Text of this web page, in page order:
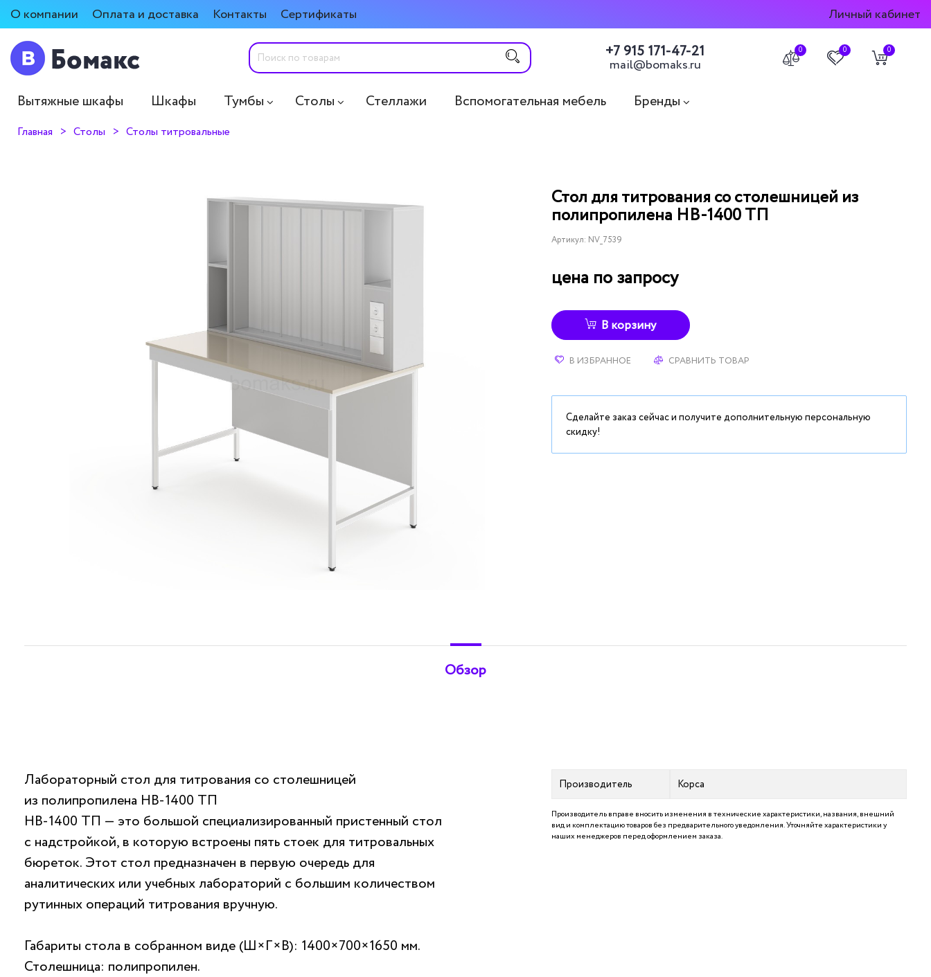
О компании Оплата и доставка Контакты Сертификаты Личный кабинет
+7 915 171-47-21
mail@bomaks.ru
0 0 0
Вытяжные шкафы Шкафы Тумбы Столы Стеллажи Вспомогательная мебель Бренды
Главная Столы Столы титровальные
Стол для титрования со столешницей из
полипропилена НВ-1400 ТП
Артикул: NV_7539
цена по запросу
В корзину
В ИЗБРАННОЕ СРАВНИТЬ ТОВАР
Сделайте заказ сейчас и получите дополнительную персональную
скидку!
Обзор
Лабораторный стол для титрования со столешницей
из полипропилена НВ-1400 ТП
НВ-1400 ТП — это большой специализированный пристенный стол
с надстройкой, в которую встроены пять стоек для титровальных
бюреток. Этот стол предназначен в первую очередь для
аналитических или учебных лабораторий с большим количеством
рутинных операций титрования вручную.
Габариты стола в собранном виде (Ш×Г×В): 1400×700×1650 мм.
Столешница: полипропилен.
Производитель Корса
Производитель вправе вносить изменения в технические характеристики, названия, внешний
вид и комплектацию товаров без предварительного уведомления. Уточняйте характеристики у
наших менеджеров перед оформлением заказа.